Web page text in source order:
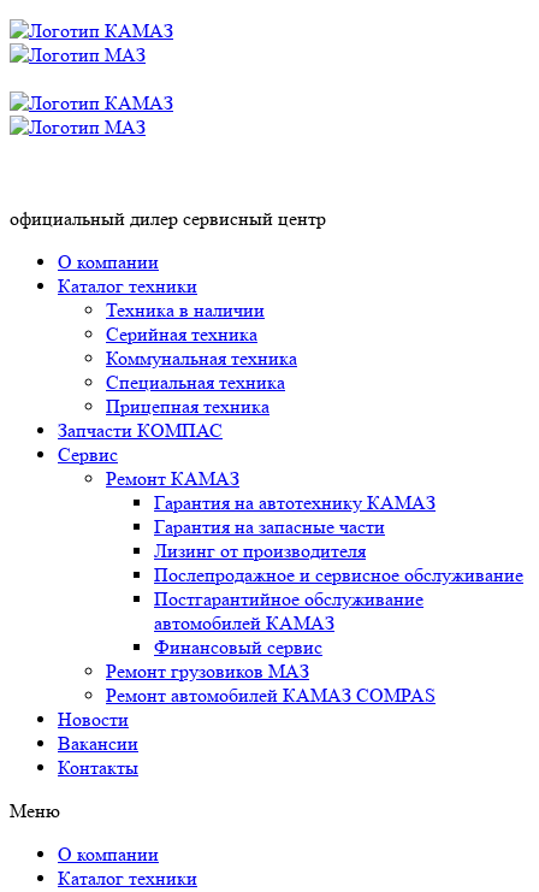
официальный дилер сервисный центр
О компании
Каталог техники
Техника в наличии
Серийная техника
Коммунальная техника
Специальная техника
Прицепная техника
Запчасти КОМПАС
Сервис
Ремонт КАМАЗ
Гарантия на автотехнику КАМАЗ
Гарантия на запасные части
Лизинг от производителя
Послепродажное и сервисное обслуживание
Постгарантийное обслуживание
автомобилей КАМАЗ
Финансовый сервис
Ремонт грузовиков МАЗ
Ремонт автомобилей КАМАЗ COMPAS
Новости
Вакансии
Контакты
Меню
О компании
Каталог техники